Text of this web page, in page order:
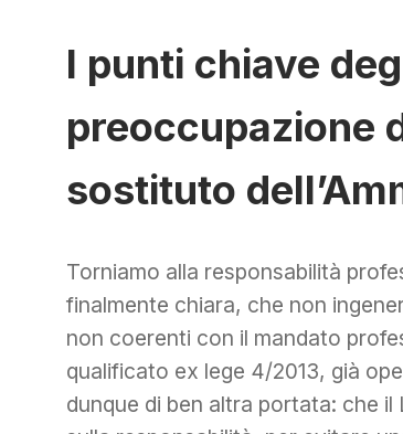
I punti chiave
preoccupazione
sostituto
Torniamo alla responsabilità
finalmente chiara, che non
non coerenti con il mandato
qualificato ex lege 4/2013, già
dunque di ben altra portata: che